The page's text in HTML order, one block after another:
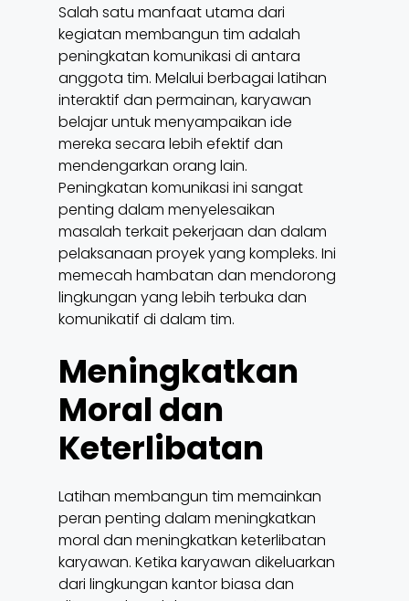
Salah satu manfaat utama dari
kegiatan membangun tim adalah
peningkatan komunikasi di antara
anggota tim. Melalui berbagai latihan
interaktif dan permainan, karyawan
belajar untuk menyampaikan ide
mereka secara lebih efektif dan
mendengarkan orang lain.
Peningkatan komunikasi ini sangat
penting dalam menyelesaikan
masalah terkait pekerjaan dan dalam
pelaksanaan proyek yang kompleks. Ini
memecah hambatan dan mendorong
lingkungan yang lebih terbuka dan
komunikatif di dalam tim.
Meningkatkan
Moral dan
Keterlibatan
Latihan membangun tim memainkan
peran penting dalam meningkatkan
moral dan meningkatkan keterlibatan
karyawan. Ketika karyawan dikeluarkan
dari lingkungan kantor biasa dan